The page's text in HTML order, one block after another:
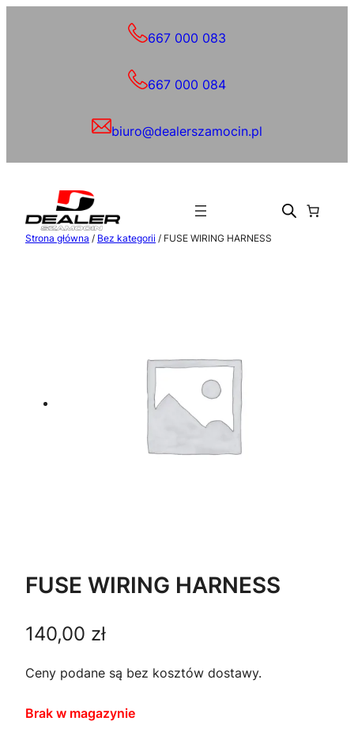
667 000 083
667 000 084
biuro@dealerszamocin.pl
Strona główna / Bez kategorii / FUSE WIRING HARNESS
FUSE WIRING HARNESS
140,00 zł
Ceny podane są bez kosztów dostawy.
Brak w magazynie